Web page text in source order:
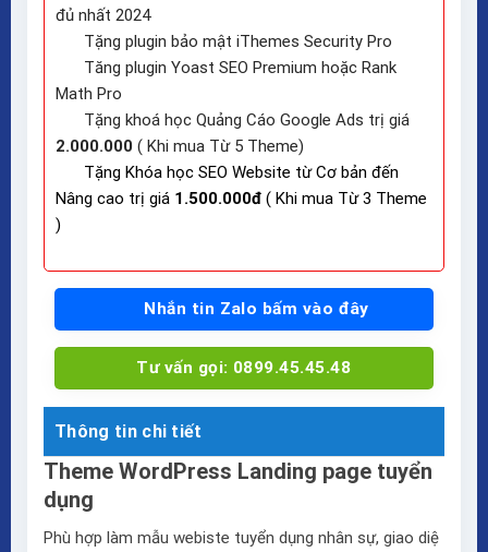
đủ nhất 2024
Tặng plugin bảo mật iThemes Security Pro
Tăng plugin Yoast SEO Premium hoặc Rank
Math Pro
Tặng khoá học Quảng Cáo Google Ads trị giá
2.000.000 ( Khi mua Từ 5 Theme)
Tặng Khóa học SEO Website từ Cơ bản đến
Nâng cao trị giá 1.500.000đ ( Khi mua Từ 3 Theme
)
Nhắn tin Zalo bấm vào đây
Tư vấn gọi: 0899.45.45.48
Thông tin chi tiết
Theme WordPress Landing page tuyển
dụng
Phù hợp làm mẫu webiste tuyển dụng nhân sự, giao diệ